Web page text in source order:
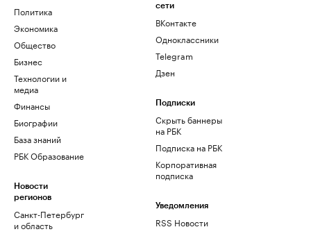
Политика
Экономика
Общество
Бизнес
Технологии и
медиа
Финансы
Биографии
База знаний
РБК Образование
Новости
регионов
Санкт-Петербург
и область
сети
ВКонтакте
Одноклассники
Telegram
Дзен
Подписки
Скрыть баннеры
на РБК
Подписка на РБК
Корпоративная
подписка
Уведомления
RSS Новости